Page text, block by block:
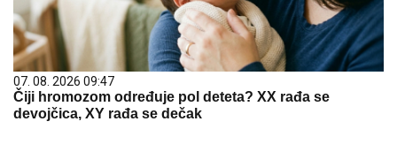
07. 08. 2026 09:47
Čiji hromozom određuje pol deteta? XX rađa se
devojčica, XY rađa se dečak